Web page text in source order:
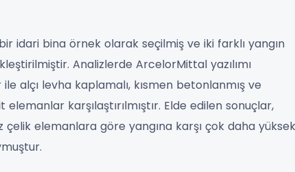
idari bina örnek olarak seçilmiş ve iki farklı yangın
Analizlerde ArcelorMittal yazılımı
alçı levha kaplamalı, kısmen betonlanmış ve
karşılaştırılmıştır. Elde edilen sonuçlar,
çelik elemanlara göre yangına karşı çok daha yüksek